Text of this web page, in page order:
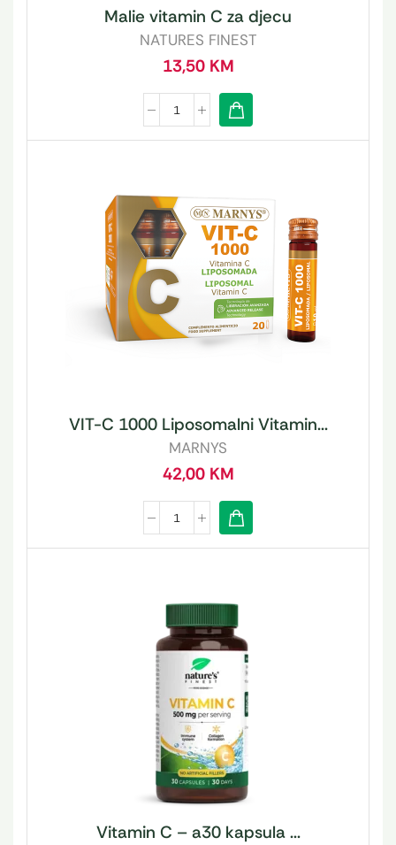
Malie vitamin C za djecu
NATURES FINEST
13,50 KM
VIT-C 1000 Liposomalni Vitamin...
MARNYS
42,00 KM
Vitamin C – a30 kapsula ...